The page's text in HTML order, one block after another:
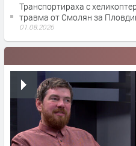
Транспортираха с
травма от Смолян за
01.08.2026